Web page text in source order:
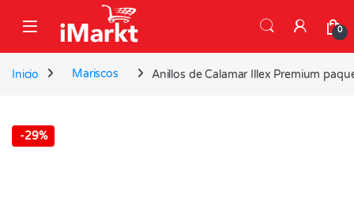
0
Inicio Mariscos Anillos de Calamar Illex Premium
-29%